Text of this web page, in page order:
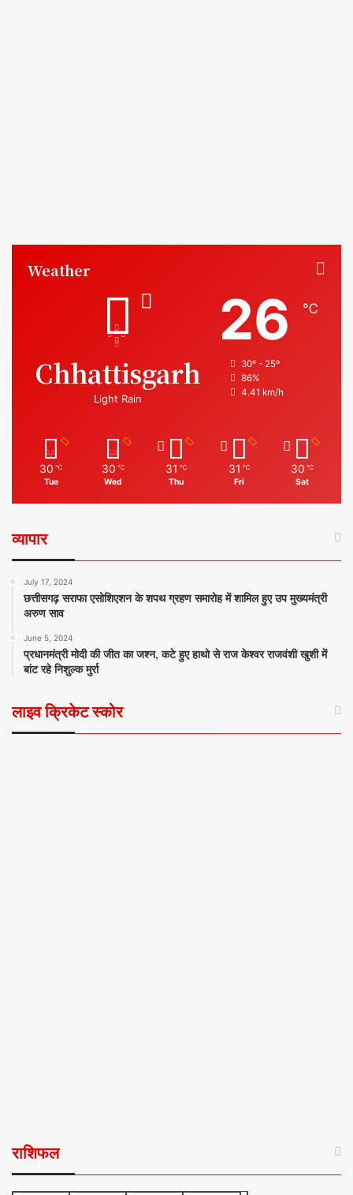
Weather
Chhattisgarh
Light Rain
26 ℃
30º - 25º
86%
4.41 km/h
30 ℃
Tue
30 ℃
Wed
31 ℃
Thu
31 ℃
Fri
30 ℃
Sat
व्यापार
July 17, 2024
छत्तीसगढ़ सराफा एसोशिएशन के शपथ ग्रहण समारोह में शामिल हुए उप मुख्यमंत्री
अरुण साव
June 5, 2024
प्रधानमंत्री मोदी की जीत का जश्न, कटे हुए हाथो से राज केश्वर राजवंशी खुशी में
बांट रहे निशुल्क मुर्रा
लाइव क्रिकेट स्कोर
राशिफल